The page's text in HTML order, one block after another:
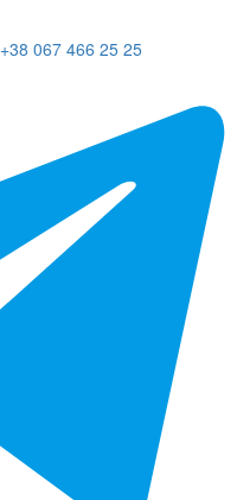
+38 067 466 25 25